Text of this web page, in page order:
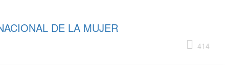
DE LA MUJER
414